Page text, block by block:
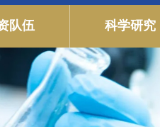
队伍 科学研究